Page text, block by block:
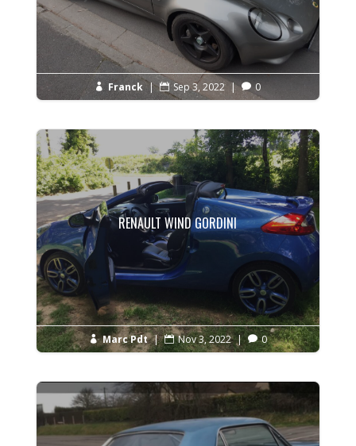
 Franck |  Sep 3, 2022 |  0
RENAULT WIND GORDINI
 Marc Pdt |  Nov 3, 2022 |  0